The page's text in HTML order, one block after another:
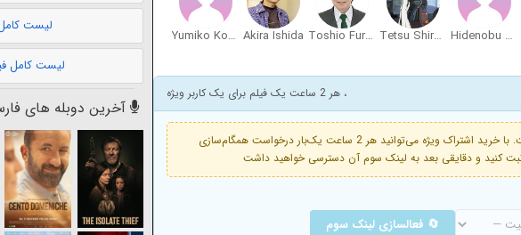
Hidenobu Kiuchi
Tetsu Shiratori
Toshio Furukawa
Akira Ishida
Yumiko Kobayashi
، هر 2 ساعت یک فیلم برای یک کاربر ویژه
فعال است. با خرید اشتراک ویژه می‌توانید هر 2 ساعت یک‌بار درخواست همگام‌سازی
🔄 فعالسازی لینک سوم
لیست
لیست کامل
آخرین دوبله های